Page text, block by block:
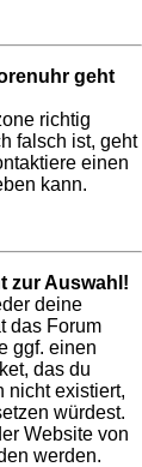
geht
richtig
falsch ist, geht
einen
kann.
zur Auswahl!
deine
das Forum
ggf. einen
das du
nicht existiert,
würdest.
Website von
werden.